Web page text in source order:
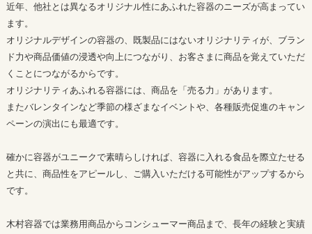
近年、他社とは異なるオリジナル性にあふれた容器のニーズが高まってい
ます。
オリジナルデザインの容器の、既製品にはないオリジナリティが、ブラン
ド力や商品価値の浸透や向上につながり、お客さまに商品を覚えていただ
くことにつながるからです。
オリジナリティあふれる容器には、商品を「売る力」があります。
またバレンタインなど季節の様ざまなイベントや、各種販売促進のキャン
ペーンの演出にも最適です。
確かに容器がユニークで素晴らしければ、容器に入れる食品を際立たせる
と共に、商品性をアピールし、ご購入いただける可能性がアップするから
です。
木村容器では業務用商品からコンシューマー商品まで、長年の経験と実績